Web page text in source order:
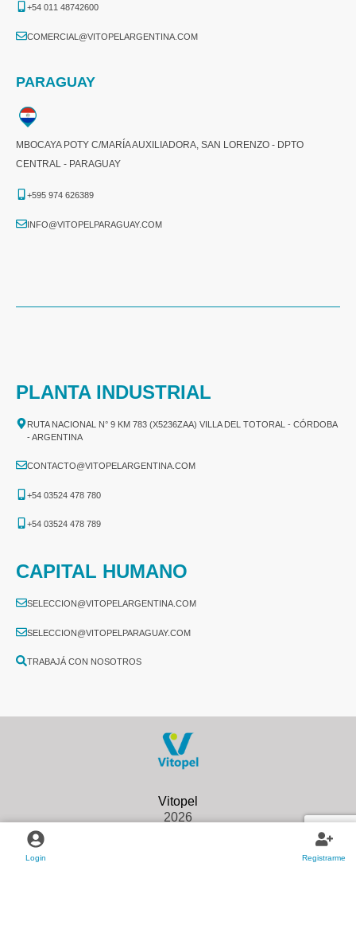
Login Registrarme
+54 011 48742600​
COMERCIAL@VITOPELARGENTINA.COM​
PARAGUAY
MBOCAYA POTY C/MARÍA AUXILIADORA, SAN LORENZO - DPTO
CENTRAL - PARAGUAY
+595 974 626389
INFO@VITOPELPARAGUAY.COM
PLANTA INDUSTRIAL
RUTA NACIONAL N° 9 KM 783 (X5236ZAA) VILLA DEL TOTORAL - CÓRDOBA
- ARGENTINA
CONTACTO@VITOPELARGENTINA.COM
+54 03524 478 780​
+54 03524 478 789​
CAPITAL HUMANO
SELECCION@VITOPELARGENTINA.COM
SELECCION@VITOPELPARAGUAY.COM
TRABAJÁ CON NOSOTROS
2026